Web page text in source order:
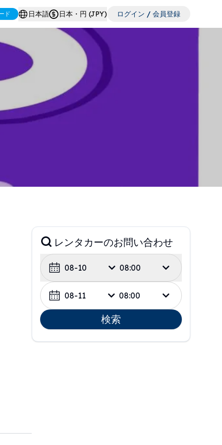
ド 日本語 日本・円 (JPY) ログイン / 会員登録
レンタカーのお問い合わせ
08-10 08:00
08-11 08:00
検索